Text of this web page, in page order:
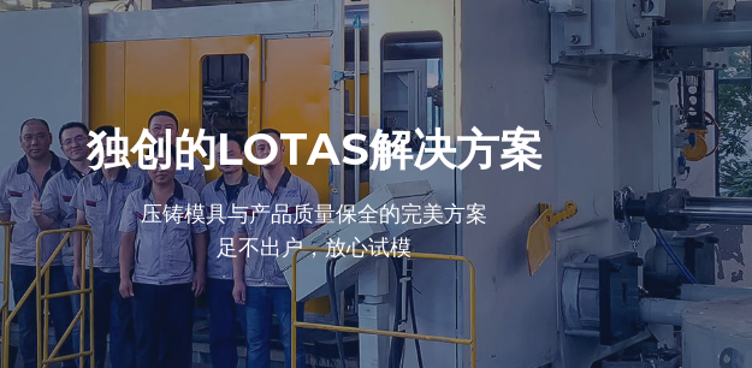
独创的LOTAS解决方案
压铸模具与产品质量保全的完美方案
足不出户，放心试模